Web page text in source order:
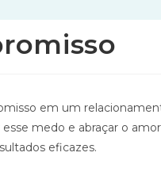
em um
medo e abraçar o
eficazes.